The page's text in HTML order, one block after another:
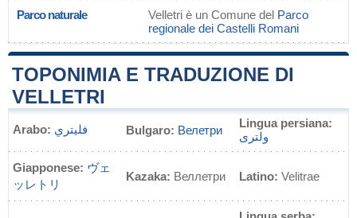
Parco naturale Velletri è un Comune del Parco
regionale dei Castelli Romani
TOPONIMIA E TRADUZIONE DI
VELLETRI
Arabo: فليتري Bulgaro: Велетри
Lingua persiana:
ولتری
Giapponese: ヴェ
ッレトリ
Kazaka: Веллетри Latino: Velitrae